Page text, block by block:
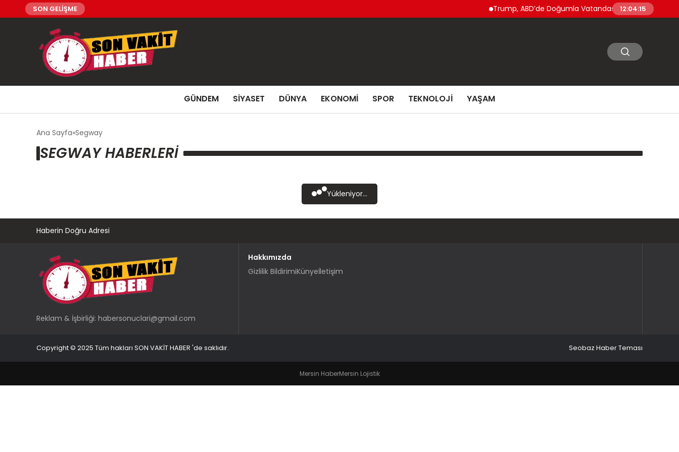
SON GELİŞME Trump, ABD’de Doğumla Vatandaşlık ve ‘Doğum
12:04:15
GÜNDEM SIYASET DÜNYA EKONOMI SPOR TEKNOLOJI YAŞAM
Ana Sayfa Segway
SEGWAY HABERLERI
Yükleniyor...
Haberin Doğru Adresi
Reklam & İşbirliği: habersonuclari@gmail.com
Hakkımızda
Gizlilik BildirimiKünyeİletişim
Copyright © 2025 Tüm hakları SON VAKİT HABER 'de saklıdır. Seobaz Haber Teması
Mersin HaberMersin Lojistik